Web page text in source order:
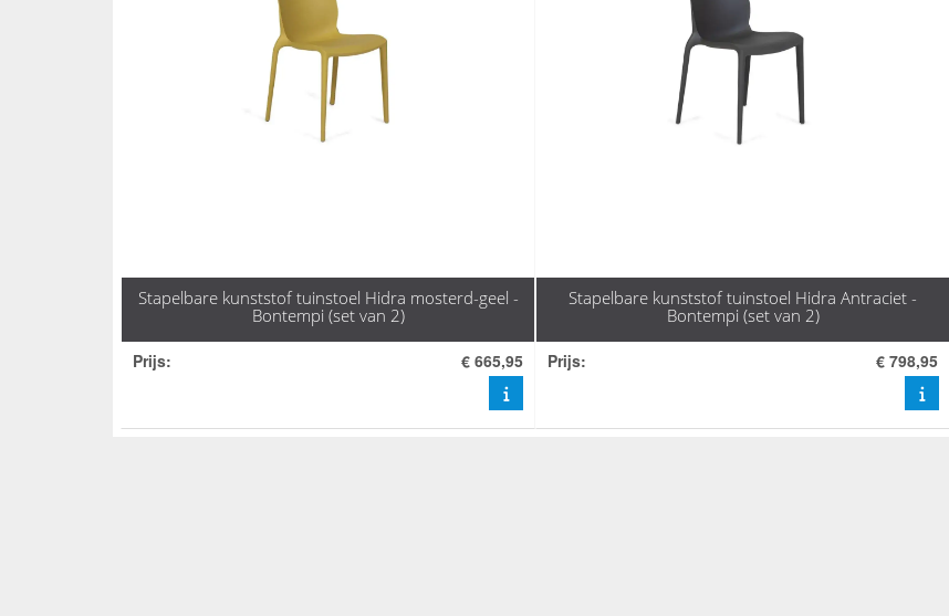
Stapelbare kunststof tuinstoel Hidra mosterd-geel -
Bontempi (set van 2)
Prijs: € 665,95
Stapelbare kunststof tuinstoel Hidra Antraciet -
Bontempi (set van 2)
Prijs: € 798,95